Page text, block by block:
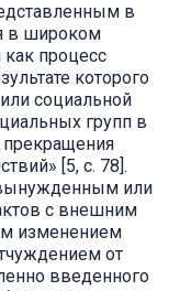
в
в широком
как процесс
которого
социальной
групп в
прекращения
[5, с. 78].
вынужденным или
с внешним
изменением
от
введенного